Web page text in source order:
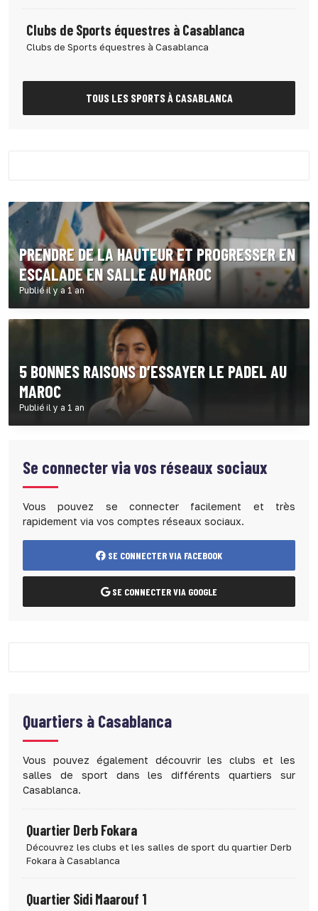
Clubs de Sports équestres à Casablanca
Clubs de Sports équestres à Casablanca
TOUS LES SPORTS À CASABLANCA
PRENDRE DE LA HAUTEUR ET PROGRESSER EN
ESCALADE EN SALLE AU MAROC
Publié il y a 1 an
5 BONNES RAISONS D’ESSAYER LE PADEL AU
MAROC
Publié il y a 1 an
Se connecter via vos réseaux sociaux
Vous pouvez se connecter facilement et très
rapidement via vos comptes réseaux sociaux.
SE CONNECTER VIA FACEBOOK
SE CONNECTER VIA GOOGLE
Quartiers à Casablanca
Vous pouvez également découvrir les clubs et les
salles de sport dans les différents quartiers sur
Casablanca.
Quartier Derb Fokara
Découvrez les clubs et les salles de sport du quartier Derb
Fokara à Casablanca
Quartier Sidi Maarouf 1